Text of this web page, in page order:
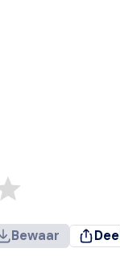
Bewaar Deel